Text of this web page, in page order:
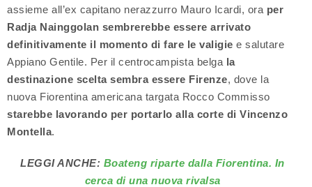
assieme all’ex capitano nerazzurro Mauro Icardi, ora per
Radja Nainggolan sembrerebbe essere arrivato
definitivamente il momento di fare le valigie e salutare
Appiano Gentile. Per il centrocampista belga la
destinazione scelta sembra essere Firenze, dove la
nuova Fiorentina americana targata Rocco Commisso
starebbe lavorando per portarlo alla corte di Vincenzo
Montella.
LEGGI ANCHE: Boateng riparte dalla Fiorentina. In
cerca di una nuova rivalsa